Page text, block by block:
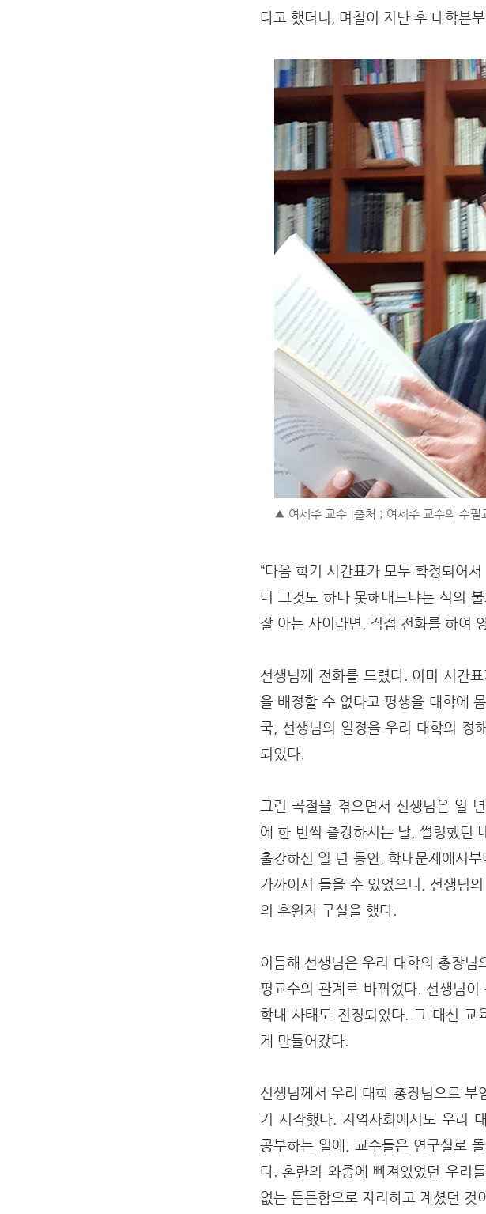
다고 했더니, 며칠이 지난 후 대학본
▲ 여세주 교수 [출처 ; 여세주 교수의 수필
“다음 학기 시간표가 모두 확정되어
터 그것도 하나 못해내느냐는 식의
잘 아는 사이라면, 직접 전화를 하여
선생님께 전화를 드렸다. 이미 시간
을 배정할 수 없다고 평생을 대학에
국, 선생님의 일정을 우리 대학의 정
되었다.
그런 곡절을 겪으면서 선생님은 일
에 한 번씩 출강하시는 날, 썰렁했던
출강하신 일 년 동안, 학내문제에서
가까이서 들을 수 있었으니, 선생님
의 후원자 구실을 했다.
이듬해 선생님은 우리 대학의 총장
평교수의 관계로 바뀌었다. 선생님
학내 사태도 진정되었다. 그 대신 교
게 만들어갔다.
선생님께서 우리 대학 총장님으로
기 시작했다. 지역사회에서도 우리
공부하는 일에, 교수들은 연구실로
다. 혼란의 와중에 빠져있었던 우리
없는 든든함으로 자리하고 계셨던 것